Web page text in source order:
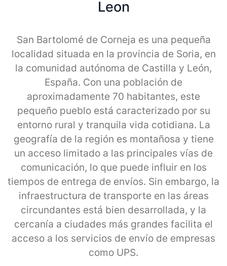
Leon
San Bartolomé de Corneja es una pequeña
localidad situada en la provincia de Soria, en
la comunidad autónoma de Castilla y León,
España. Con una población de
aproximadamente 70 habitantes, este
pequeño pueblo está caracterizado por su
entorno rural y tranquila vida cotidiana. La
geografía de la región es montañosa y tiene
un acceso limitado a las principales vías de
comunicación, lo que puede influir en los
tiempos de entrega de envíos. Sin embargo, la
infraestructura de transporte en las áreas
circundantes está bien desarrollada, y la
cercanía a ciudades más grandes facilita el
acceso a los servicios de envío de empresas
como UPS.